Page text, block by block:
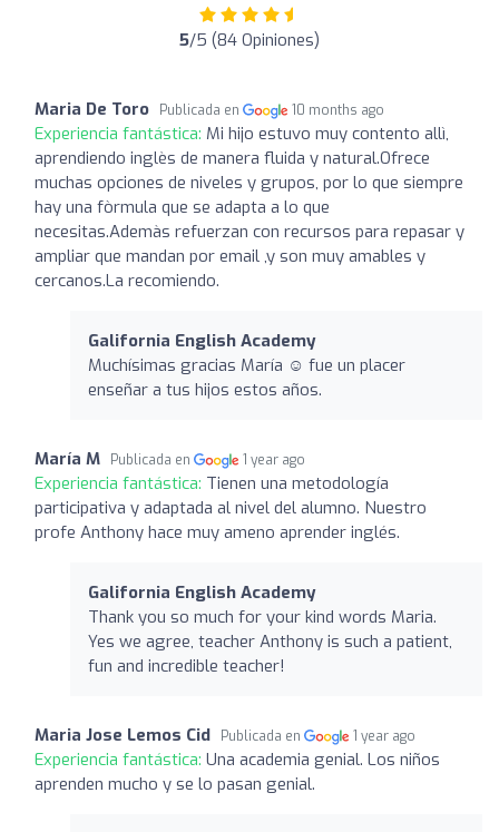
5/5 (84 Opiniones)
Maria De Toro Publicada en 10 months ago
Experiencia fantástica: Mi hijo estuvo muy contento allì,
aprendiendo inglès de manera fluida y natural.Ofrece
muchas opciones de niveles y grupos, por lo que siempre
hay una fòrmula que se adapta a lo que
necesitas.Ademàs refuerzan con recursos para repasar y
ampliar que mandan por email ,y son muy amables y
cercanos.La recomiendo.
Galifornia English Academy
Muchísimas gracias María ☺️ fue un placer
enseñar a tus hijos estos años.
María M Publicada en 1 year ago
Experiencia fantástica: Tienen una metodología
participativa y adaptada al nivel del alumno. Nuestro
profe Anthony hace muy ameno aprender inglés.
Galifornia English Academy
Thank you so much for your kind words Maria.
Yes we agree, teacher Anthony is such a patient,
fun and incredible teacher!
Maria Jose Lemos Cid Publicada en 1 year ago
Experiencia fantástica: Una academia genial. Los niños
aprenden mucho y se lo pasan genial.